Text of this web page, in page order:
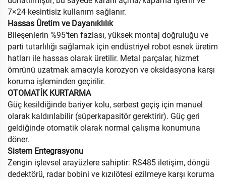
7×24 kesintisiz kullanım sağlanır.
Hassas Üretim ve Dayanıklılık
Bileşenlerin %95'ten fazlası, yüksek montaj doğruluğu ve
parti tutarlılığı sağlamak için endüstriyel robot esnek üretim
hatları ile hassas olarak üretilir. Metal parçalar, hizmet
ömrünü uzatmak amacıyla korozyon ve oksidasyona karşı
koruma işleminden geçirilir.
OTOMATİK KURTARMA
Güç kesildiğinde bariyer kolu, serbest geçiş için manuel
olarak kaldırılabilir (süperkapasitör gerektirir). Güç geri
geldiğinde otomatik olarak normal çalışma konumuna
döner.
Sistem Entegrasyonu
Zengin işlevsel arayüzlere sahiptir: RS485 iletişim, döngü
dedektörü, radar bobini ve kızılötesi ezilmeye karşı koruma